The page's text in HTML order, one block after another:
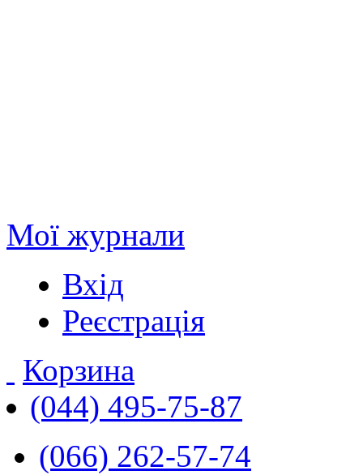
Мої журнали
Вхід
Реєстрація
Корзина
(044) 495-75-87
(066) 262-57-74